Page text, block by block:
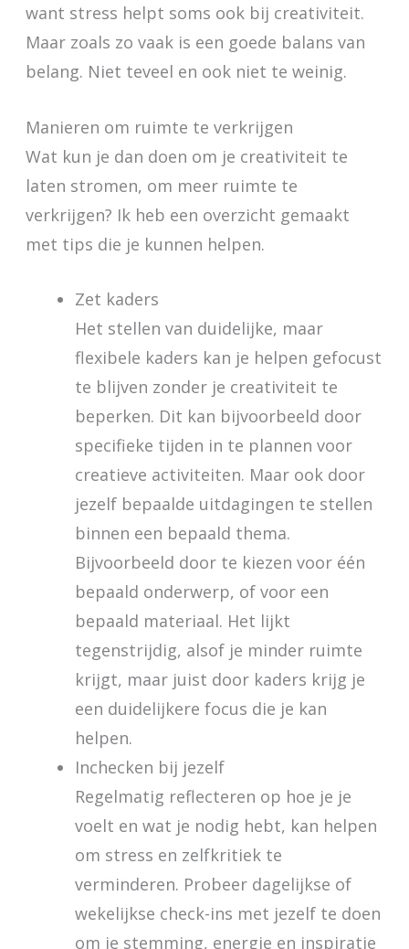
want stress helpt soms ook bij creativiteit.
Maar zoals zo vaak is een goede balans van
belang. Niet teveel en ook niet te weinig.
Manieren om ruimte te verkrijgen
Wat kun je dan doen om je creativiteit te
laten stromen, om meer ruimte te
verkrijgen? Ik heb een overzicht gemaakt
met tips die je kunnen helpen.
Zet kaders
Het stellen van duidelijke, maar
flexibele kaders kan je helpen gefocust
te blijven zonder je creativiteit te
beperken. Dit kan bijvoorbeeld door
specifieke tijden in te plannen voor
creatieve activiteiten. Maar ook door
jezelf bepaalde uitdagingen te stellen
binnen een bepaald thema.
Bijvoorbeeld door te kiezen voor één
bepaald onderwerp, of voor een
bepaald materiaal. Het lijkt
tegenstrijdig, alsof je minder ruimte
krijgt, maar juist door kaders krijg je
een duidelijkere focus die je kan
helpen.
Inchecken bij jezelf
Regelmatig reflecteren op hoe je je
voelt en wat je nodig hebt, kan helpen
om stress en zelfkritiek te
verminderen. Probeer dagelijkse of
wekelijkse check-ins met jezelf te doen
om je stemming, energie en inspiratie